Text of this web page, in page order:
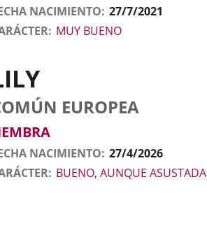
NACIMIENTO 27/7/2021
MUY BUENO
EUROPEA
NACIMIENTO 27/4/2026
BUENO, AUNQUE ASUSTADA